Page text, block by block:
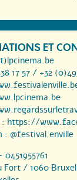
ET
17 57 / +32
: https://
: @festival.enville
Fort / 1060